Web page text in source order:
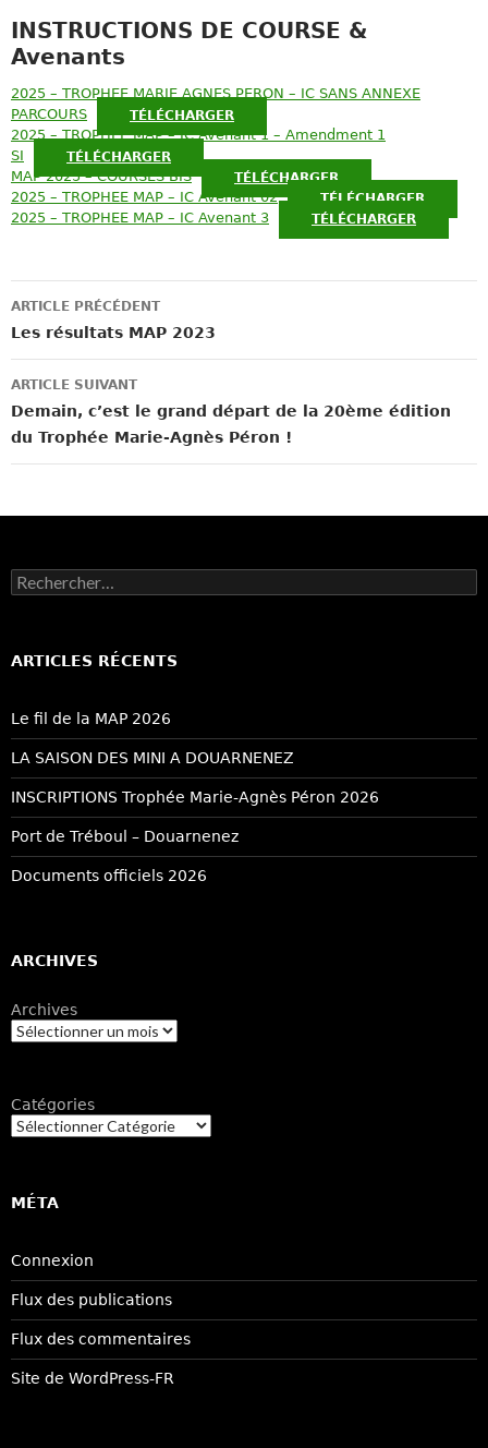
INSTRUCTIONS DE COURSE &
Avenants
2025 – TROPHEE MARIE AGNES PERON – IC SANS ANNEXE
PARCOURS
TÉLÉCHARGER
2025 – TROPHEE MAP – IC Avenant 1 – Amendment 1
SI
TÉLÉCHARGER
MAP 2025 – COURSES BIS TÉLÉCHARGER
2025 – TROPHEE MAP – IC Avenant 02 TÉLÉCHARGER
2025 – TROPHEE MAP – IC Avenant 3 TÉLÉCHARGER
Navigation
des
articles
ARTICLE PRÉCÉDENT
Les résultats MAP 2023
ARTICLE SUIVANT
Demain, c’est le grand départ de la 20ème édition
du Trophée Marie-Agnès Péron !
Rechercher :
ARTICLES RÉCENTS
Le fil de la MAP 2026
LA SAISON DES MINI A DOUARNENEZ
INSCRIPTIONS Trophée Marie-Agnès Péron 2026
Port de Tréboul – Douarnenez
Documents officiels 2026
ARCHIVES
Archives
Catégories
MÉTA
Connexion
Flux des publications
Flux des commentaires
Site de WordPress-FR